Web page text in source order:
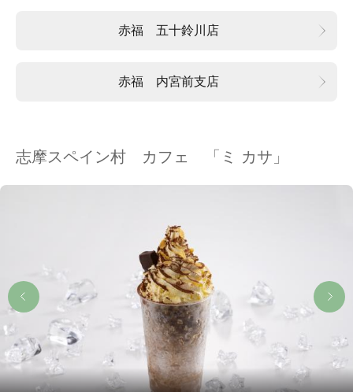
赤福 五十鈴川店
赤福 内宮前支店
志摩スペイン村 カフェ 「ミ カサ」